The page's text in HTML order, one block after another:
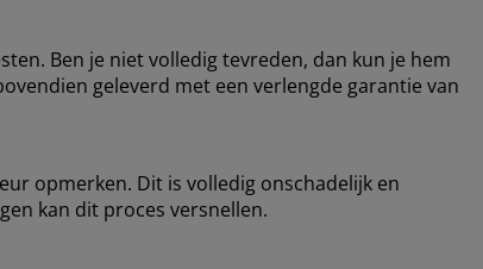
Ben je niet volledig tevreden, dan kun je hem
geleverd met een verlengde garantie van
opmerken. Dit is volledig onschadelijk en
kan dit proces versnellen.